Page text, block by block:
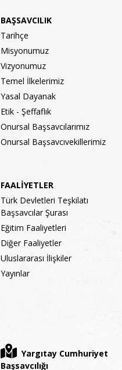
BAŞSAVCILIK
Tarihçe
Misyonumuz
Vizyonumuz
Temel İlkelerimiz
Yasal Dayanak
Etik - Şeffaflık
Onursal Başsavcılarımız
Onursal Başsavcıvekillerimiz
FAALİYETLER
Türk Devletleri Teşkilatı
Başsavcılar Şurası
Eğitim Faaliyetleri
Diğer Faaliyetler
Uluslararası İlişkiler
Yayınlar
Yargıtay Cumhuriyet
Başsavcılığı